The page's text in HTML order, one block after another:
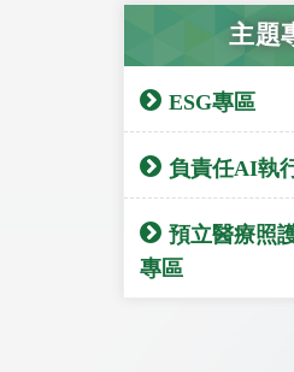
主題
ESG專區
負責任AI執
預立醫療照
專區